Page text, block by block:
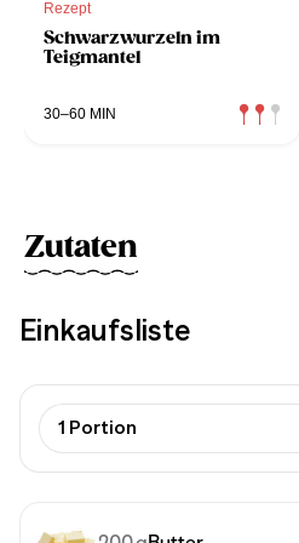
Rezept
Schwarzwurzeln im
Teigmantel
30–60 MIN
Zutaten